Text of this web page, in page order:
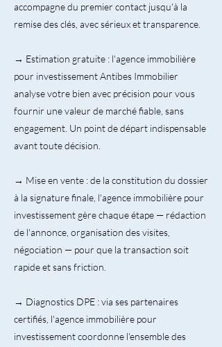
accompagne du premier contact jusqu'à la
remise des clés, avec sérieux et transparence.
→ Estimation gratuite : l'agence immobilière
pour investissement Antibes Immobilier
analyse votre bien avec précision pour vous
fournir une valeur de marché fiable, sans
engagement. Un point de départ indispensable
avant toute décision.
→ Mise en vente : de la constitution du dossier
à la signature finale, l'agence immobilière pour
investissement gère chaque étape — rédaction
de l'annonce, organisation des visites,
négociation — pour que la transaction soit
rapide et sans friction.
→ Diagnostics DPE : via ses partenaires
certifiés, l'agence immobilière pour
investissement coordonne l'ensemble des